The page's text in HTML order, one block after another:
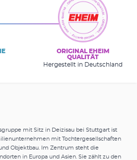
ORIGINAL EHEIM
QUALITÄT
Hergestellt in Deutschland
mit Sitz in Deizisau bei Stuttgart ist
mit Tochtergesellschaften
Objektbau. Im Zentrum steht die
in Europa und Asien. Sie zählt zu den